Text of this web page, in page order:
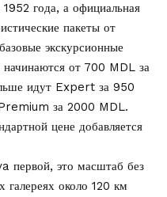
года, а официальная
пакеты от
экскурсионные
от 700 MDL за
идут Expert за 950
за 2000 MDL.
цене добавляется
первой, это масштаб без
галереях около 120 км